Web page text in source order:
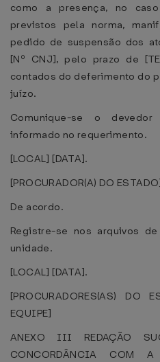
como a presença, no
previstos pela norma,
pedido de suspensão dos
[Nº CNJ], pelo prazo de
contados do deferimento do
juízo.
Comunique-se o
informado no requerimento.
[LOCAL] [DATA].
[PROCURADOR(A) DO
De acordo.
Registre-se nos arquivos
unidade.
[LOCAL] [DATA].
[PROCURADORES(AS) DO
EQUIPE]
ANEXO III REDAÇÃO
CONCORDÂNCIA COM